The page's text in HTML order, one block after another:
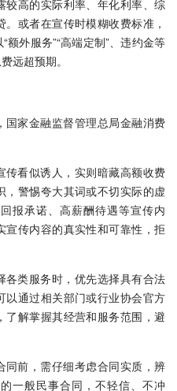
较高的实际利率、年化利率、综
或者在宣传时模糊收费标准，
外服务”“高端定制”、违约金等
远超预期。
国家金融监督管理总局金融消费
传看似诱人，实则暗藏高额收费
警惕夸大其词或不切实际的虚
报承诺、高薪酬待遇等宣传内
宣传内容的真实性和可靠性，拒
各类服务时，优先选择具有合法
以通过相关部门或行业协会官方
了解掌握其经营和服务范围，避
同前，需仔细考虑合同实质，辨
一般民事合同，不轻信、不冲